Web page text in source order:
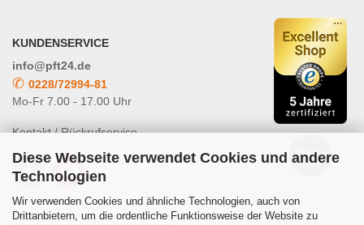
Diese Webseite verwendet Cookies und andere
Technologien
Wir verwenden Cookies und ähnliche Technologien, auch von
Drittanbietern, um die ordentliche Funktionsweise der Website zu
KUNDENSERVICE
info@pft24.de
✆ 0228/72994-81
Mo-Fr 7.00 - 17.00 Uhr
Kontakt / Rückrufservice